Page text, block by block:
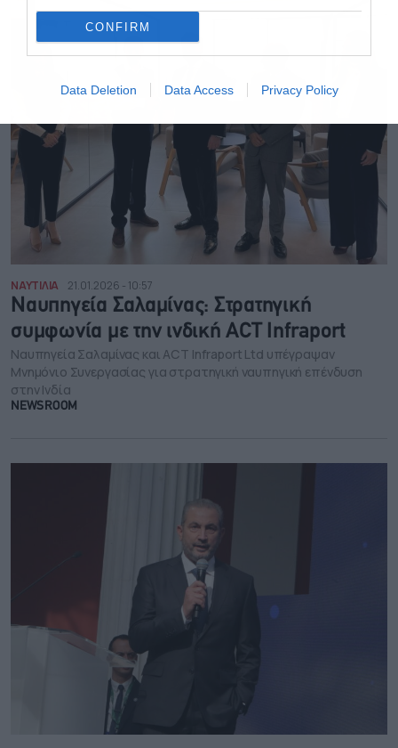
CONFIRM
Data Deletion Data Access Privacy Policy
ΝΑΥΤΙΛΙΑ 21.01.2026 - 10:57
Ναυπηγεία Σαλαμίνας: Στρατηγική
συμφωνία με την ινδική ACT Infraport
Ναυπηγεία Σαλαμίνας και ACT Infraport Ltd υπέγραψαν
Μνημόνιο Συνεργασίας για στρατηγική ναυπηγική επένδυση
στην Ινδία
NEWSROOM